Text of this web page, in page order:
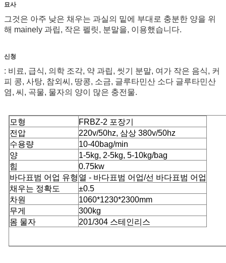
묘사
그것은 아주 낮은 채우는 과실의 밑에 부대로 충분한 양을 위
해 mainely 과립, 작은 펠릿, 분말을, 이용했습니다.
신청
: 비료, 급식, 의학 조각, 약 과립, 씻기 분말, 여가 작은 음식, 커
피 콩, 사탕, 참외씨, 땅콩, 소금, 글루타민산 소다 글루타민산
염, 씨, 곡물, 물자의 양이 많은 충전물.
모형
FRBZ-2 포장기
전압
220v/50hz, 삼상 380v/50hz
수용량
10-40bag/min
양
1-5kg, 2-5kg, 5-10kg/bag
힘
0.75kw
바다표범 어업 유형 열 - 바다표범 어업/선 바다표범 어업
채우는 정확도
±0.5
차원
1060*1230*2300mm
무게
300kg
몸 물자
201/304 스테인리스